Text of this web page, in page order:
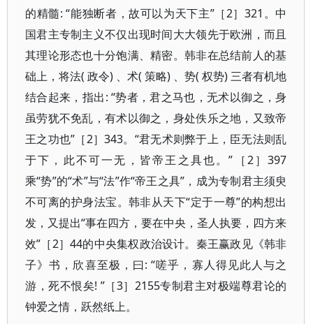
的精髓: “能独断者，故可以为天下主”［2］321。中
国君主专制主义不仅出现时间大大领先于欧洲，而且
其理论形态也十分饱满、精密。韩非在总结前人的基
础上，将法( 政令) 、术( 策略) 、势( 权势) 三者有机地
结合起来，指出: “势者，君之马也，无术以御之，身
虽劳犹不免乱，有术以御之，身处佚乐之地，又致帝
王之功也”［2］343。“君无术则弊于上，臣无法则乱
于下，此不可一无，皆帝王之具也。”［2］397
乘“势”的“术”与“法”作“帝王之具”，成为专制君主须臾
不可离的护身法宝。韩非从天下“定于一尊”的构想出
发，又提出“事在四方，要在中央，圣人执要，四方来
效”［2］44的中央集权政治设计。秦王赢政见《韩非
子》书，欣喜至极，曰: “嗟乎，寡人得见此人与之
游，死不恨矣! ”［3］2155专制君主对极端尊君论的
钟爱之情，跃然纸上。